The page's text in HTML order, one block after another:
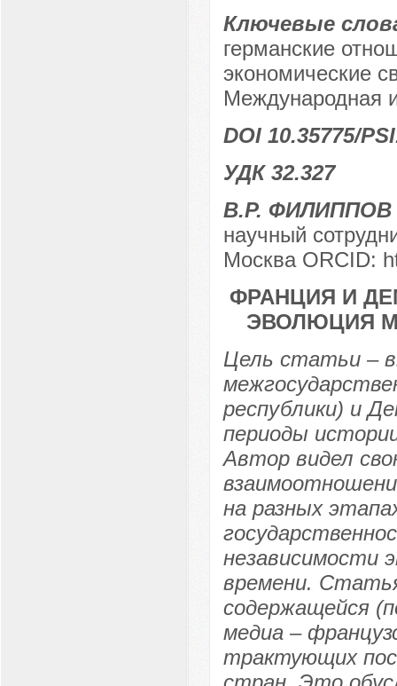
Ключевые
германские
экономические
Международная
DOI 10.35775/
УДК 32.327
В.Р. ФИЛИППОВ
научный
Москва ORCID:
ФРАНЦИЯ И
ЭВОЛЮЦИЯ
Цель статьи –
республики) и
периоды
Автор видел
на разных
независимости
времени.
содержащейся
медиа –
трактующих